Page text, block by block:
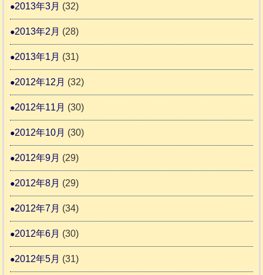
2013年3月 (32)
2013年2月 (28)
2013年1月 (31)
2012年12月 (32)
2012年11月 (30)
2012年10月 (30)
2012年9月 (29)
2012年8月 (29)
2012年7月 (34)
2012年6月 (30)
2012年5月 (31)